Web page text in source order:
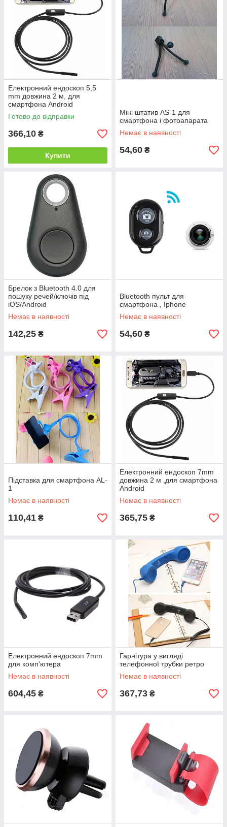
Електронний ендоскоп 5,5
mm довжина 2 м, для
смартфона Android
Готово до відправки
366,10 ₴
Купити
Міні штатив AS-1 для
смартфона і фотоапарата
Немає в наявності
54,60 ₴
Брелок з Bluetooth 4.0 для
пошуку речей/ключів під
iOS/Android
Немає в наявності
142,25 ₴
Bluetooth пульт для
смартфона , Iphone
Немає в наявності
54,60 ₴
Підставка для смартфона AL-
1
Немає в наявності
110,41 ₴
Електронний ендоскоп 7mm
довжина 2 м ,для смартфона
Android
Немає в наявності
365,75 ₴
Електронний ендоскоп 7mm
для комп'ютера
Немає в наявності
604,45 ₴
Гарнітура у вигляді
телефонної трубки ретро
Немає в наявності
367,73 ₴